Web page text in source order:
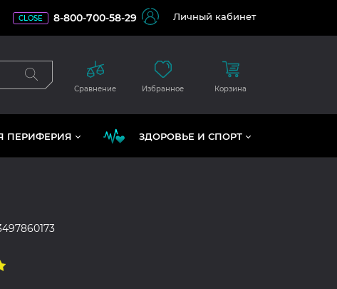
CLOSE 8-800-700-58-29 Личный кабинет
Сравнение Избранное Корзина
ПЕРИФЕРИЯ ЗДОРОВЬЕ И СПОРТ